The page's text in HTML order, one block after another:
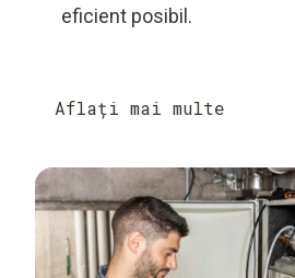
eficient posibil.
Aflați mai multe